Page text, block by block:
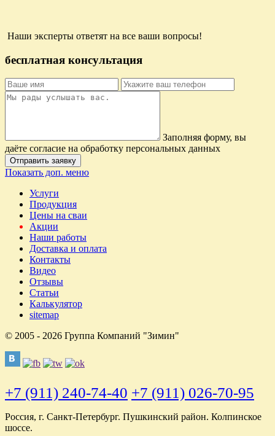
Наши эксперты ответят на все ваши вопросы!
бесплатная консультация
Заполняя форму, вы
даёте согласие на обработку персональных данных
Отправить заявку
Показать доп. меню
Услуги
Продукция
Цены на сваи
Акции
Наши работы
Доставка и оплата
Контакты
Видео
Отзывы
Статьи
Калькулятор
sitemap
© 2005 - 2026 Группа Компаний "Зимин"
+7 (911) 240-74-40 +7 (911) 026-70-95
Россия, г. Санкт-Петербург. Пушкинский район. Колпинское
шоссе.